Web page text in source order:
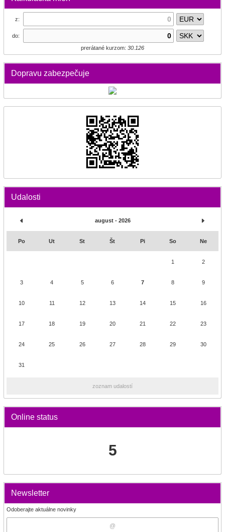
z:
do:
prerátané kurzom: 30.126
Dopravu zabezpečuje
Udalosti
august - 2026
Po Ut St Št Pi So Ne
1 2
3 4 5 6 7 8 9
10 11 12 13 14 15 16
17 18 19 20 21 22 23
24 25 26 27 28 29 30
31
zoznam udalostí
Online status
5
Newsletter
Odoberajte aktuálne novinky